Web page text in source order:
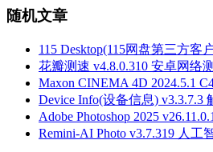
章
随机文章
115 Desktop(115网盘第三方客
花瓣测速 v4.8.0.310 安卓网络
Maxon CINEMA 4D 2024.5.1
Device Info(设备信息) v3.3.7.3
Adobe Photoshop 2025
Remini-AI Photo v3.7.319 人工